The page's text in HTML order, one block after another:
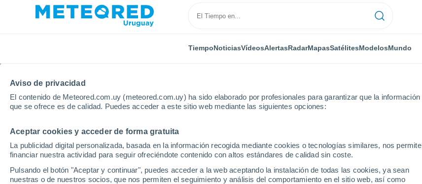
Aviso de privacidad
El contenido de Meteored.com.uy (meteored.com.uy) ha sido elaborado por profesionales para garantizar que la información
que se ofrece es de calidad. Puedes acceder a este sitio web mediante las siguientes opciones:
Aceptar cookies y acceder de forma gratuita
La publicidad digital personalizada, basada en la información recogida mediante cookies o tecnologías similares, nos permite
financiar nuestra actividad para seguir ofreciéndote contenido con altos estándares de calidad sin coste.
Pulsando el botón "Aceptar y continuar", puedes acceder a la web aceptando la instalación de todas las cookies, ya sean
nuestras o de nuestros socios, que nos permiten el seguimiento y análisis del comportamiento en el sitio web, así como
TiempoNoticiasVídeosAlertasRadarMapasSatélitesModelosMundo
Inicio Marruecos Guelmim-Esmara
Tiempo en Guelmim-Esmara